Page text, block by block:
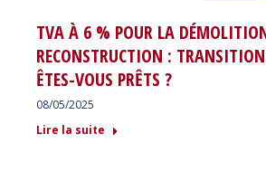
TVA À 6 % POUR LA
RECONSTRUCTION :
ÊTES-VOUS PRÊTS ?
08/05/2025
Lire la suite